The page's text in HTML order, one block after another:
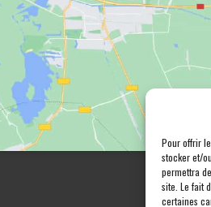
Pour offrir
stocker et/
permettra
site. Le fait
certaines